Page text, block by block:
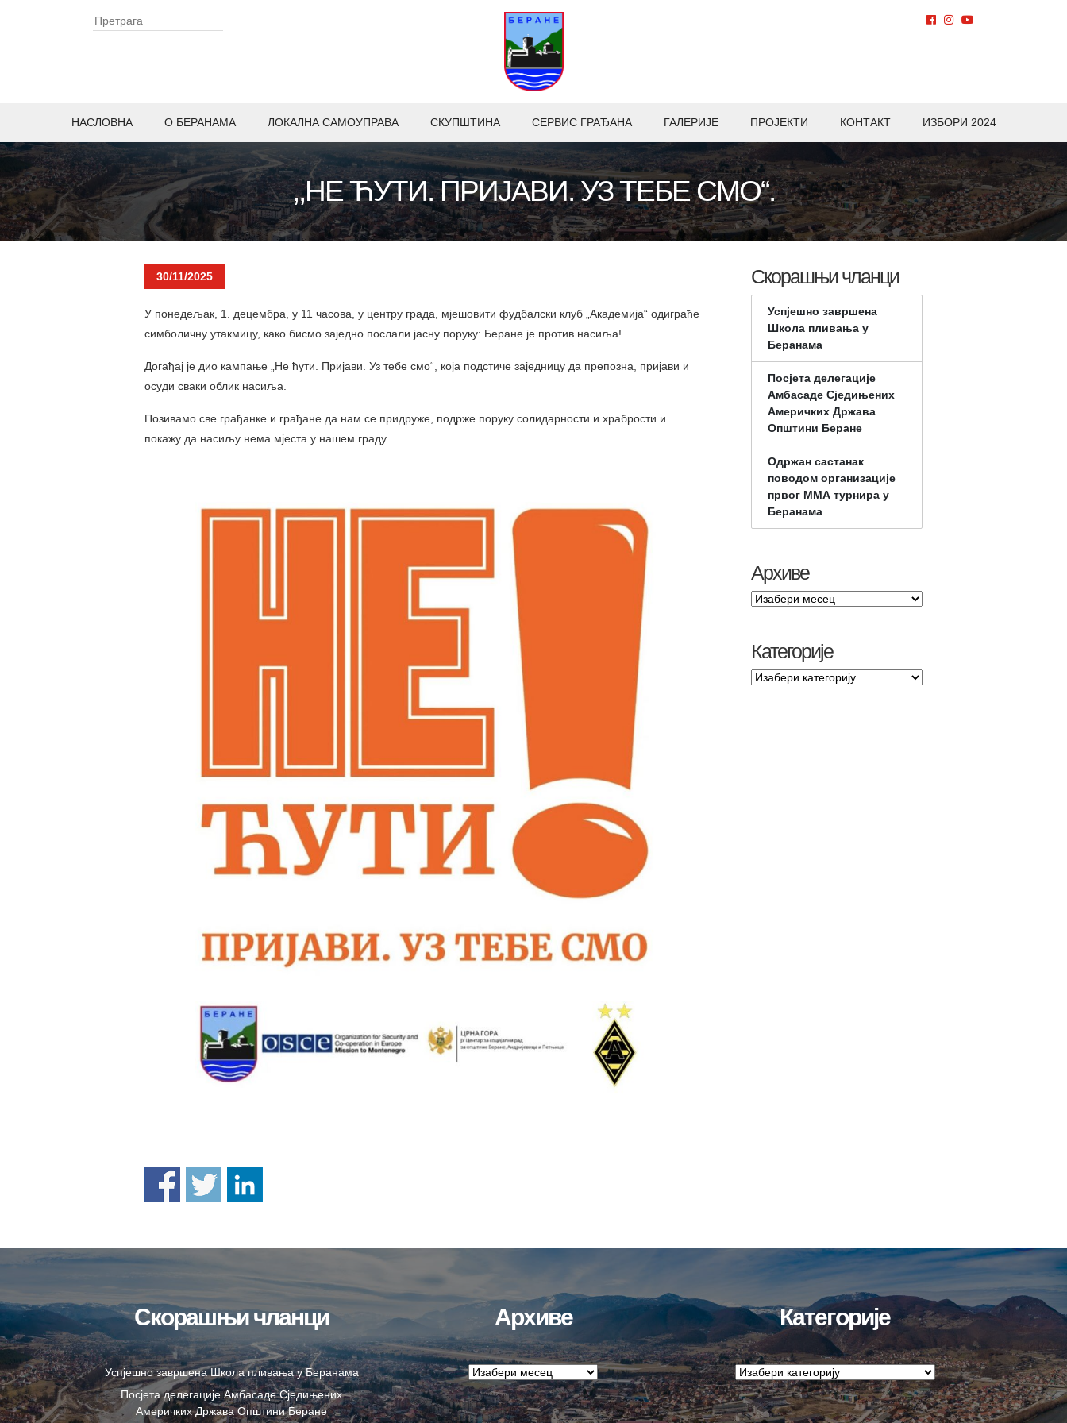
НАСЛОВНА O БЕРАНАМА ЛОКАЛНА САМОУПРАВА СКУПШТИНА СЕРВИС ГРАЂАНА ГАЛЕРИЈЕ ПРОЈЕКТИ КОНТАКТ ИЗБОРИ 2024
,,НЕ ЋУТИ. ПРИЈАВИ. УЗ ТЕБЕ СМО“.
30/11/2025
У понедељак, 1. децембра, у 11 часова, у центру града, мјешовити фудбалски клуб „Академија“ одиграће
симболичну утакмицу, како бисмо заједно послали јасну поруку: Беране је против насиља!
Догађај је дио кампање „Не ћути. Пријави. Уз тебе смо“, која подстиче заједницу да препозна, пријави и
осуди сваки облик насиља.
Позивамо све грађанке и грађане да нам се придруже, подрже поруку солидарности и храбрости и
покажу да насиљу нема мјеста у нашем граду.
Скорашњи чланци
Успјешно завршена
Школа пливања у
Беранама
Посјета делегације
Амбасаде Сједињених
Америчких Држава
Општини Беране
Одржан састанак
поводом организације
првог ММА турнира у
Беранама
Архиве
Категорије
Скорашњи чланци
Успјешно завршена Школа пливања у Беранама
Посјета делегације Амбасаде Сједињених
Америчких Држава Општини Беране
Архиве Категорије